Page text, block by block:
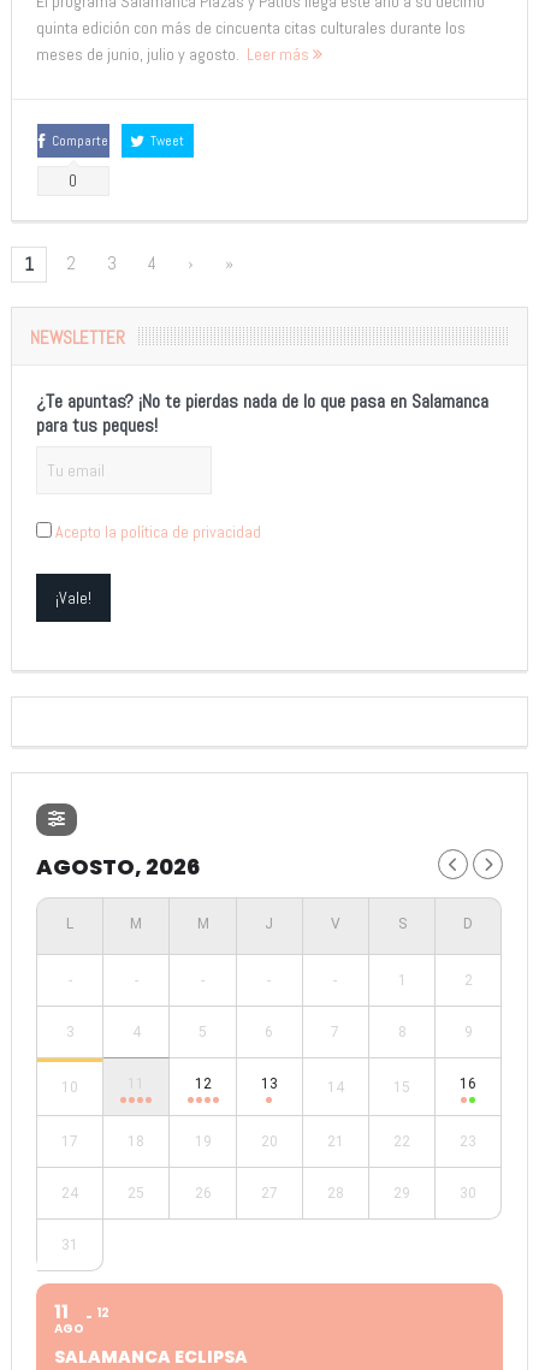
quinta edición con más de cincuenta citas culturales durante los
meses de junio, julio y agosto. Leer más
Comparte
0
Tweet
1 2 3 4 › »
NEWSLETTER
¿Te apuntas? ¡No te pierdas nada de lo que pasa en Salamanca
para tus peques!
Acepto la política de privacidad
AGOSTO, 2026
- - - - - 1 2
3 4 5 6 7 8 9
10 12 13 14 15 16
17 18 19 20 21 22 23
24 25 26 27 28 29 30
31
11
AGO
12
SALAMANCA ECLIPSA